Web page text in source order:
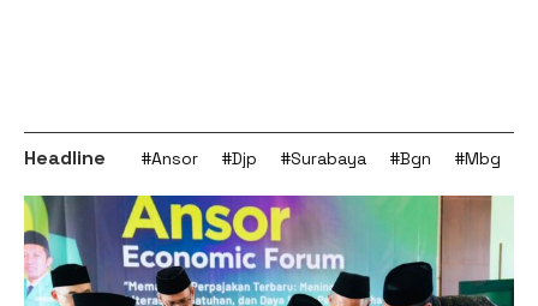
Headline #Ansor #Djp #Surabaya #Bgn #Mbg